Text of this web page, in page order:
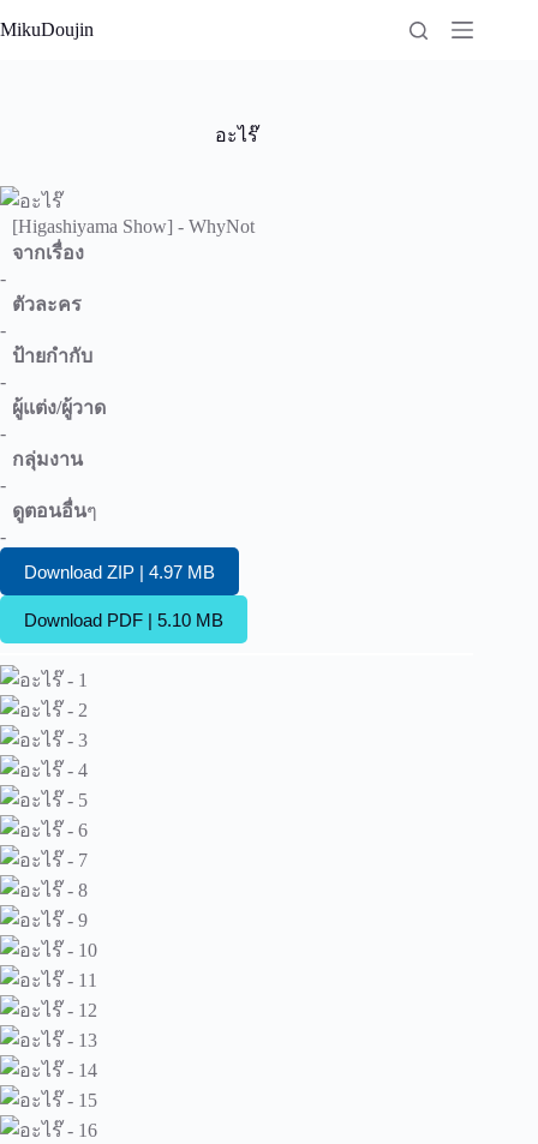
to
MikuDoujin
อะไร๊
[Higashiyama Show] - WhyNot
จากเรื่อง
-
ตัวละคร
-
ป้ายกำกับ
-
ผู้แต่ง/ผู้วาด
-
กลุ่มงาน
-
ดูตอนอื่นๆ
-
Download ZIP | 4.97 MB
Download PDF | 5.10 MB